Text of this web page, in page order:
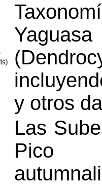
y otros
Las
Pico